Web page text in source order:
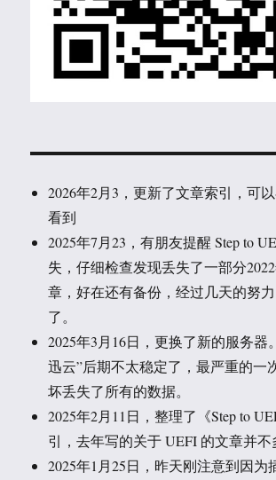
2026年2月3，更新了文章索引，可
看到
2025年7月23，有朋友提醒 Step to
失，仔细检查发现丢失了一部分
章，好在还有备份，经过几天的努
了。
2025年3月16日，更换了新的服务器
迅云”后期不太稳定了，最严重的一
坏丢失了所有的数据。
2025年2月11日，整理了《Step to
引，去年写的关于 UEFI 的文章并不
2025年1月25日，昨天刚注意到因为